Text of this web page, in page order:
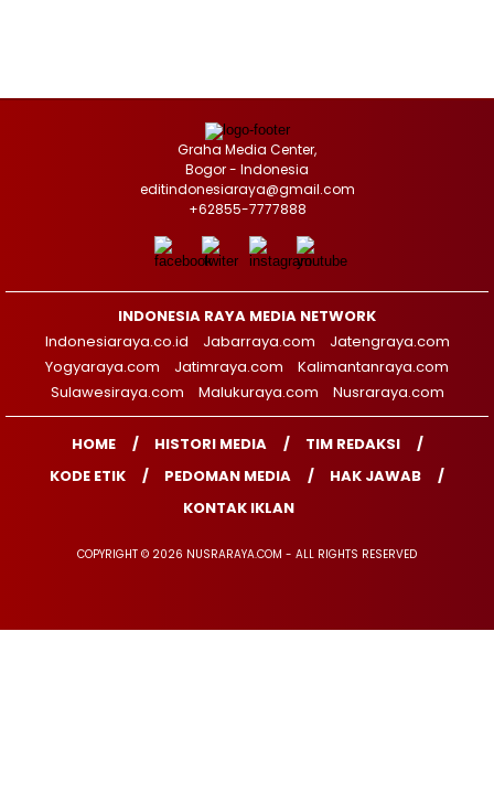
Graha Media Center,
Bogor - Indonesia
editindonesiaraya@gmail.com
+62855-7777888
INDONESIA RAYA MEDIA NETWORK
Indonesiaraya.co.id
Jabarraya.com
Jatengraya.com
Yogyaraya.com
Jatimraya.com
Kalimantanraya.com
Sulawesiraya.com
Malukuraya.com Nusraraya.com
HOME HISTORI MEDIA
TIM REDAKSI
KODE ETIK
PEDOMAN MEDIA
HAK JAWAB
KONTAK IKLAN
COPYRIGHT © 2026 NUSRARAYA.COM - ALL RIGHTS RESERVED